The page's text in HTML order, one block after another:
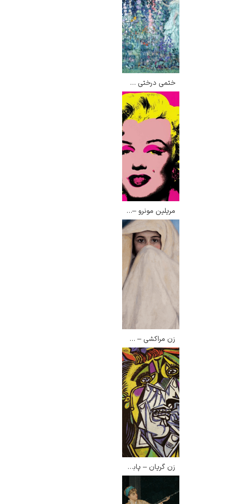
ختمی درختی – فردریک کارل فریسکه
مریلین مونرو – اندی وارهول
زن مراکشی – داریو ویلارس باربوسا
زن گریان – پابلو پیکاسو